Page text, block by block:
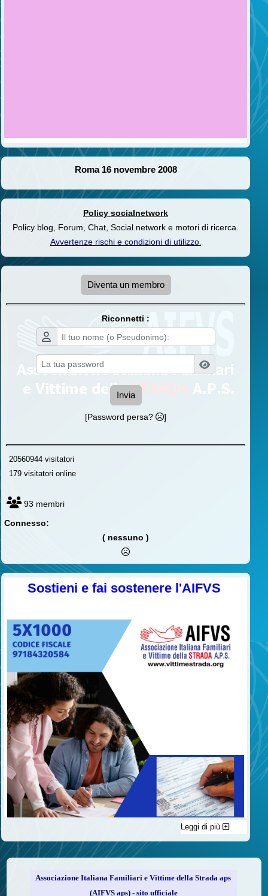
Roma 16 novembre 2008
Policy socialnetwork
Policy blog, Forum, Chat, Social network e motori di ricerca.
Avvertenze rischi e condizioni di utilizzo.
Diventa un membro
Riconnetti :
Invia
[Password persa? ]
20560944 visitatori
179 visitatori online
93 membri
Connesso:
( nessuno )
Sostieni e fai sostenere l'AIFVS
C'è un modo di contribuire alle attività dell’A.I.F.V.S. a favore
delle vittime della strada e per dare giustizia ai superstiti ed ai
loro familiari che non costa nulla: devolvere il 5 per mille della
Leggi di più
Associazione Italiana Familiari e Vittime della Strada aps
(AIFVS aps) - sito ufficiale